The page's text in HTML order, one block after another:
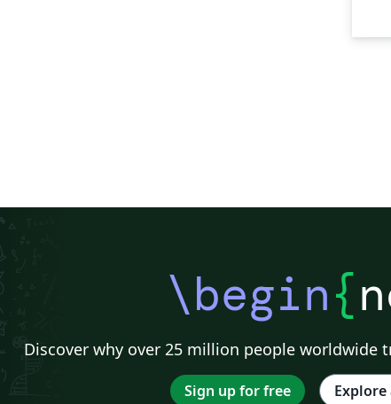
\begin{
Discover why over 25 million people worldwide
Sign up for free